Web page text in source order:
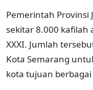
Pemerintah Provinsi
sekitar 8.000 kafilah
XXXI. Jumlah
Kota Semarang
kota tujuan